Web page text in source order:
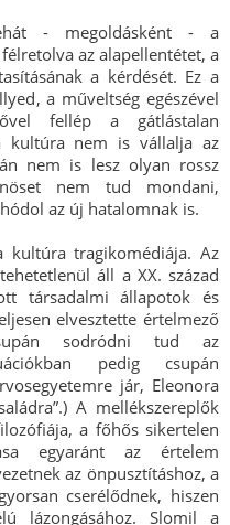
- megoldásként - a
az alapellentétet, a
a kérdését. Ez a
a műveltség egészével
fellép a gátlástalan
kultúra nem is vállalja az
nem is lesz olyan rossz
nem tud mondani,
az új hatalomnak is.
tragikomédiája. Az
áll a XX. század
társadalmi állapotok és
elvesztette értelmező
sodródni tud az
pedig csupán
jár, Eleonora
A mellékszereplők
a főhős sikertelen
egyaránt az értelem
az önpusztításhoz, a
cserélődnek, hiszen
lázongásához. Slomil a